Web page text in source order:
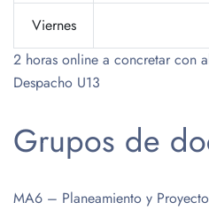
Viernes
2 horas online a concretar con
Despacho U13
Grupos de
MA6 – Planeamiento y